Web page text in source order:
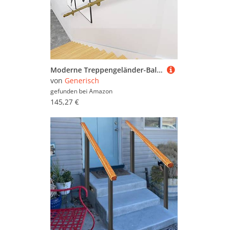
Moderne Treppengeländer-Balustrade, goldfarbenes Metall, für Innen- und Außentreppen, 60 cm, 1 m, 150 cm, 2 m, 300 cm Sicherheitsschiene
von Generisch
gefunden bei Amazon
145,27 €